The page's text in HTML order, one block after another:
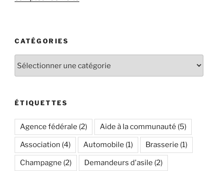
CATÉGORIES
ÉTIQUETTES
Agence fédérale (2) Aide à la communauté (5)
Association (4) Automobile (1) Brasserie (1)
Champagne (2) Demandeurs d'asile (2)